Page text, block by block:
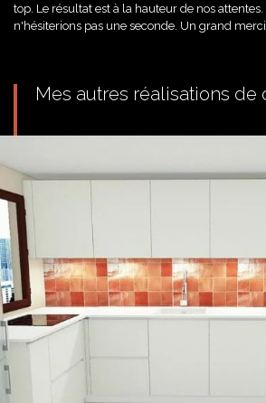
top. Le résultat est à la hauteur de nos
n'hésiterions pas une seconde. Un grand
Mes autres réalisations de